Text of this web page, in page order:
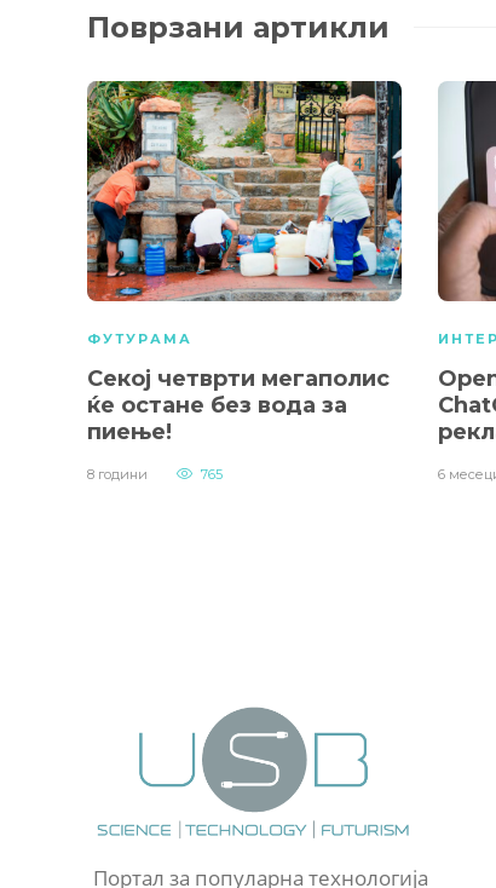
Поврзани артикли
ФУТУРАМА
Секој четврти мегаполис
ќе остане без вода за
пиење!
8 години 765 6
Портал за популарна технологија